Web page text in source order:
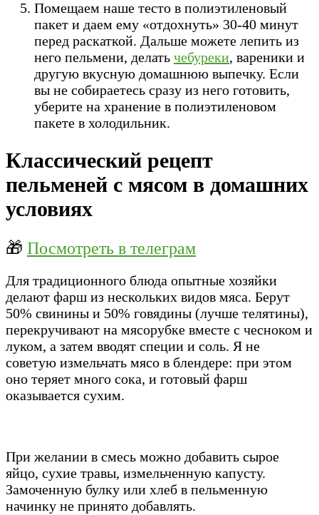
Помещаем наше тесто в полиэтиленовый
пакет и даем ему «отдохнуть» 30-40 минут
перед раскаткой. Дальше можете лепить из
него пельмени, делать чебуреки, вареники и
другую вкусную домашнюю выпечку. Если
вы не собираетесь сразу из него готовить,
уберите на хранение в полиэтиленовом
пакете в холодильник.
Классический рецепт
пельменей с мясом в домашних
условиях
🎁 Посмотреть в телеграм
Для традиционного блюда опытные хозяйки
делают фарш из нескольких видов мяса. Берут
50% свинины и 50% говядины (лучше телятины),
перекручивают на мясорубке вместе с чесноком и
луком, а затем вводят специи и соль. Я не
советую измельчать мясо в блендере: при этом
оно теряет много сока, и готовый фарш
оказывается сухим.
При желании в смесь можно добавить сырое
яйцо, сухие травы, измельченную капусту.
Замоченную булку или хлеб в пельменную
начинку не принято добавлять.